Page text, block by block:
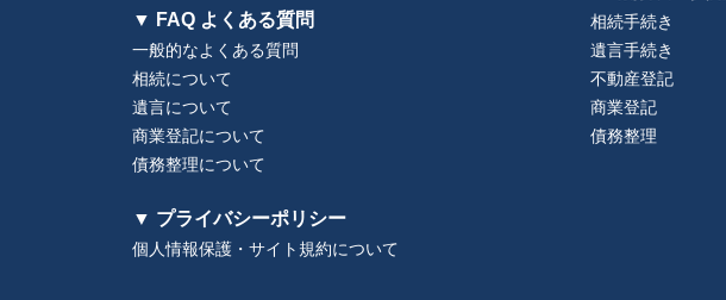
▼ FAQ よくある質問
一般的なよくある質問
相続について
遺言について
商業登記について
債務整理について
▼ プライバシーポリシー
個人情報保護・サイト規約について
相続手続き
遺言手続き
不動産登記
商業登記
債務整理